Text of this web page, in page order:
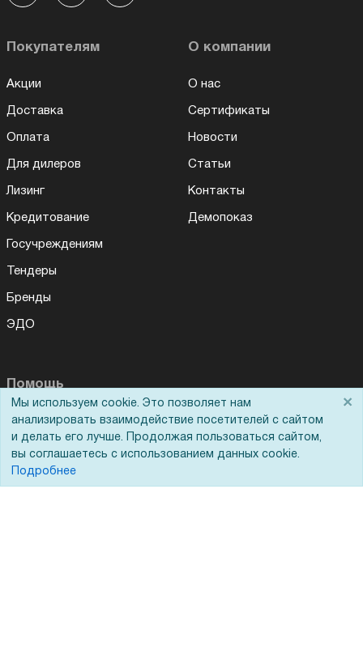
Покупателям
Акции
Доставка
Оплата
Для дилеров
Лизинг
Кредитование
Госучреждениям
Тендеры
Бренды
ЭДО
О компании
О нас
Сертификаты
Новости
Статьи
Контакты
Демопоказ
Помощь
Вопрос-ответ
Гарантии и возврат
Мы используем cookie. Это позволяет нам
анализировать взаимодействие посетителей с сайтом
и делать его лучше. Продолжая пользоваться сайтом,
вы соглашаетесь с использованием данных cookie.
Подробнее
×